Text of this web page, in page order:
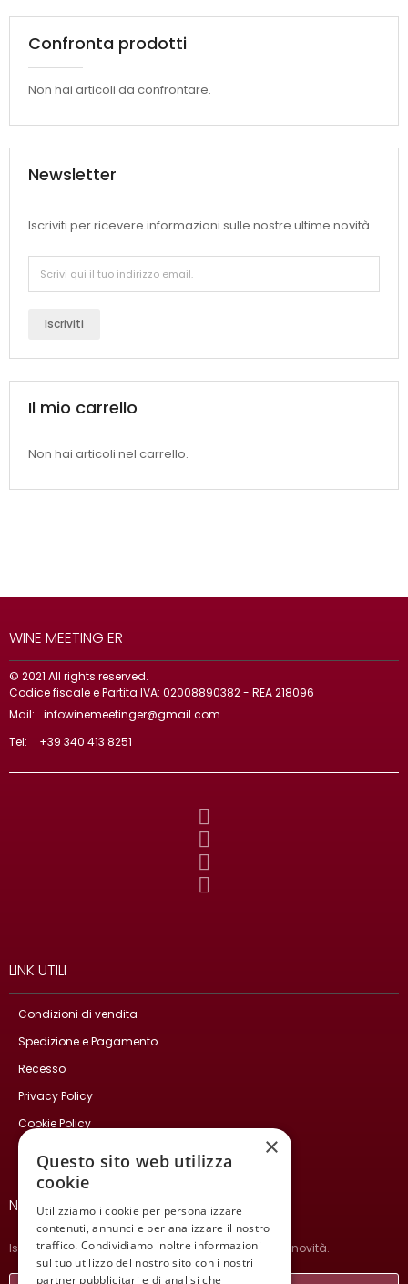
Confronta prodotti
Non hai articoli da confrontare.
Newsletter
Iscriviti per ricevere informazioni sulle nostre ultime novità.
Iscriviti
Il mio carrello
Non hai articoli nel carrello.
WINE MEETING ER
© 2021 All rights reserved.
Codice fiscale e Partita IVA: 02008890382 - REA 218096
Mail:
infowinemeetinger@gmail.com
Tel:
+39 340 413 8251
LINK UTILI
Condizioni di vendita
Spedizione e Pagamento
Recesso
Privacy Policy
Cookie Policy
Contatti
NEWSLETTER
Iscriviti per ricevere informazioni sulle nostre ultime novità.
×
Questo sito web utilizza
cookie
Utilizziamo i cookie per personalizzare
contenuti, annunci e per analizzare il nostro
traffico. Condividiamo inoltre informazioni
sul tuo utilizzo del nostro sito con i nostri
partner pubblicitari e di analisi che